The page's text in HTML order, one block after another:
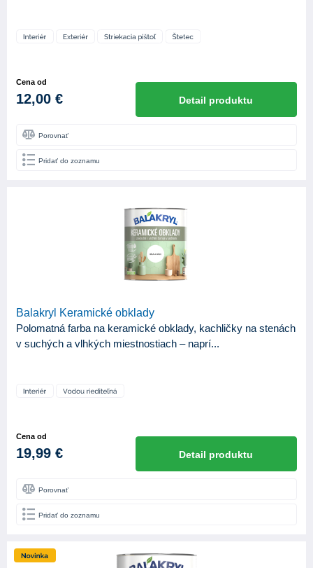
Cena od
12,00 € Detail produktu
Porovnať
Pridať do zoznamu
Balakryl Keramické obklady
Polomatná farba na keramické obklady, kachličky na stenách
v suchých a vlhkých miestnostiach – naprí...
Cena od
19,99 € Detail produktu
Porovnať
Pridať do zoznamu